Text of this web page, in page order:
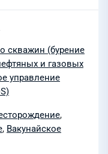
скважин (бурение
и газовых
управление
,
, Вакунайское